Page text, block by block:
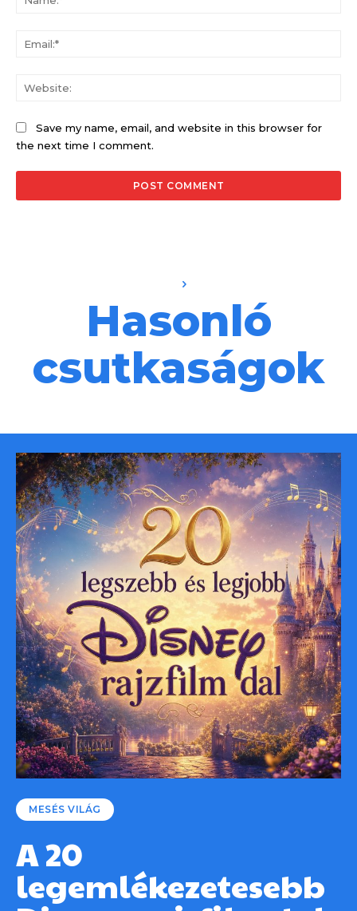
Save my name, email, and website in this browser for
the next time I comment.
Hasonló
csutkaságok
MESÉS VILÁG
A 20
legemlékezetesebb